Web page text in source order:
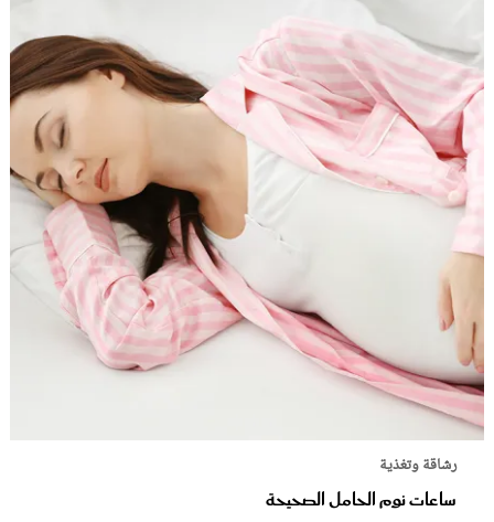
رشاقة وتغذية
ساعات نوم الحامل الصحيحة